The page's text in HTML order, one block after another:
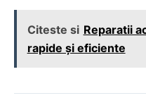
Citeste si Reparatii
rapide și eficiente